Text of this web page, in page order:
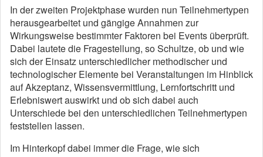
In der zweiten Projektphase wurden nun Teilnehmertypen
herausgearbeitet und gängige Annahmen zur
Wirkungsweise bestimmter Faktoren bei Events überprüft.
Dabei lautete die Fragestellung, so Schultze, ob und wie
sich der Einsatz unterschiedlicher methodischer und
technologischer Elemente bei Veranstaltungen im Hinblick
auf Akzeptanz, Wissensvermittlung, Lernfortschritt und
Erlebniswert auswirkt und ob sich dabei auch
Unterschiede bei den unterschiedlichen Teilnehmertypen
feststellen lassen.
Im Hinterkopf dabei immer die Frage, wie sich